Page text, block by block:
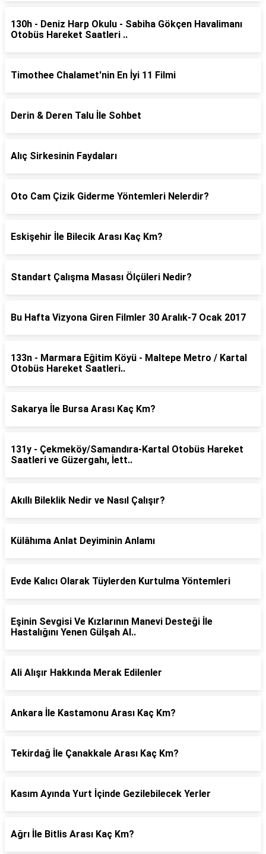
130h - Deniz Harp Okulu - Sabiha Gökçen Havalimanı
Otobüs Hareket Saatleri ..
Timothee Chalamet'nin En İyi 11 Filmi
Derin & Deren Talu İle Sohbet
Alıç Sirkesinin Faydaları
Oto Cam Çizik Giderme Yöntemleri Nelerdir?
Eskişehir İle Bilecik Arası Kaç Km?
Standart Çalışma Masası Ölçüleri Nedir?
Bu Hafta Vizyona Giren Filmler 30 Aralık-7 Ocak 2017
133n - Marmara Eğitim Köyü - Maltepe Metro / Kartal
Otobüs Hareket Saatleri..
Sakarya İle Bursa Arası Kaç Km?
131y - Çekmeköy/Samandıra-Kartal Otobüs Hareket
Saatleri ve Güzergahı, İett..
Akıllı Bileklik Nedir ve Nasıl Çalışır?
Külâhıma Anlat Deyiminin Anlamı
Evde Kalıcı Olarak Tüylerden Kurtulma Yöntemleri
Eşinin Sevgisi Ve Kızlarının Manevi Desteği İle
Hastalığını Yenen Gülşah Al..
Ali Alışır Hakkında Merak Edilenler
Ankara İle Kastamonu Arası Kaç Km?
Tekirdağ İle Çanakkale Arası Kaç Km?
Kasım Ayında Yurt İçinde Gezilebilecek Yerler
Ağrı İle Bitlis Arası Kaç Km?